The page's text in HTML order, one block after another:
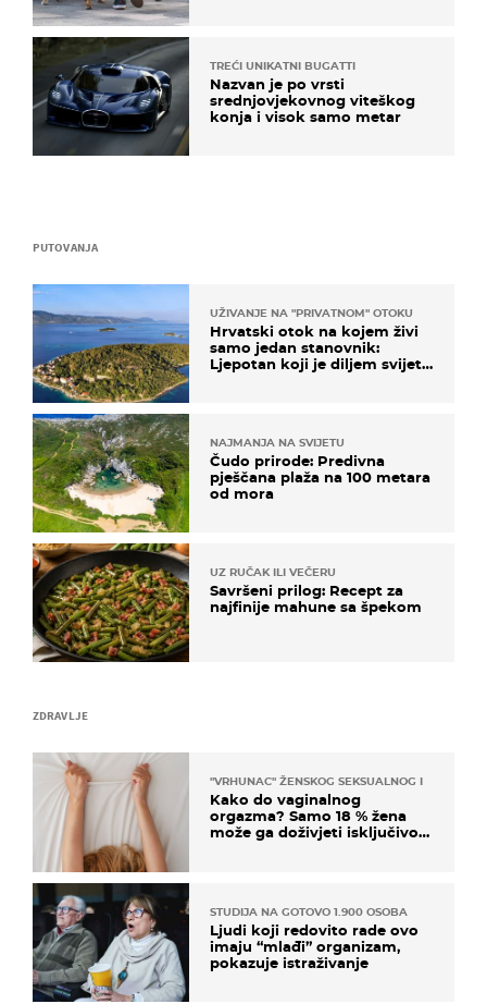
ZDRAVLJE
"VRHUNAC" ŽENSKOG SEKSUALNOG ISKUSTVA
Kako do vaginalnog
orgazma? Samo 18 % žena
može ga doživjeti isključivo
STUDIJA NA GOTOVO 1.900 OSOBA
Ljudi koji redovito rade ovo
imaju “mlađi” organizam,
pokazuje istraživanje
PUTOVANJA
UŽIVANJE NA "PRIVATNOM" OTOKU
Hrvatski otok na kojem živi
samo jedan stanovnik:
Ljepotan koji je diljem svijeta
NAJMANJA NA SVIJETU
Čudo prirode: Predivna
pješčana plaža na 100 metara
od mora
UZ RUČAK ILI VEČERU
Savršeni prilog: Recept za
najfinije mahune sa špekom
TREĆI UNIKATNI BUGATTI
Nazvan je po vrsti
srednjovjekovnog viteškog
konja i visok samo metar